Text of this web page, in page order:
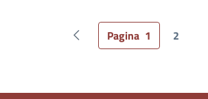
Pagina precedente
Pagina 1 2